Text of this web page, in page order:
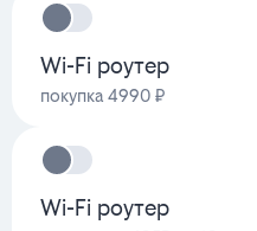
Wi-Fi роутер
покупка 4990 ₽
Wi-Fi роутер